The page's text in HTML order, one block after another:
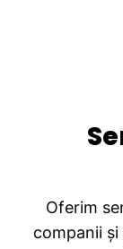
Oferim
companii